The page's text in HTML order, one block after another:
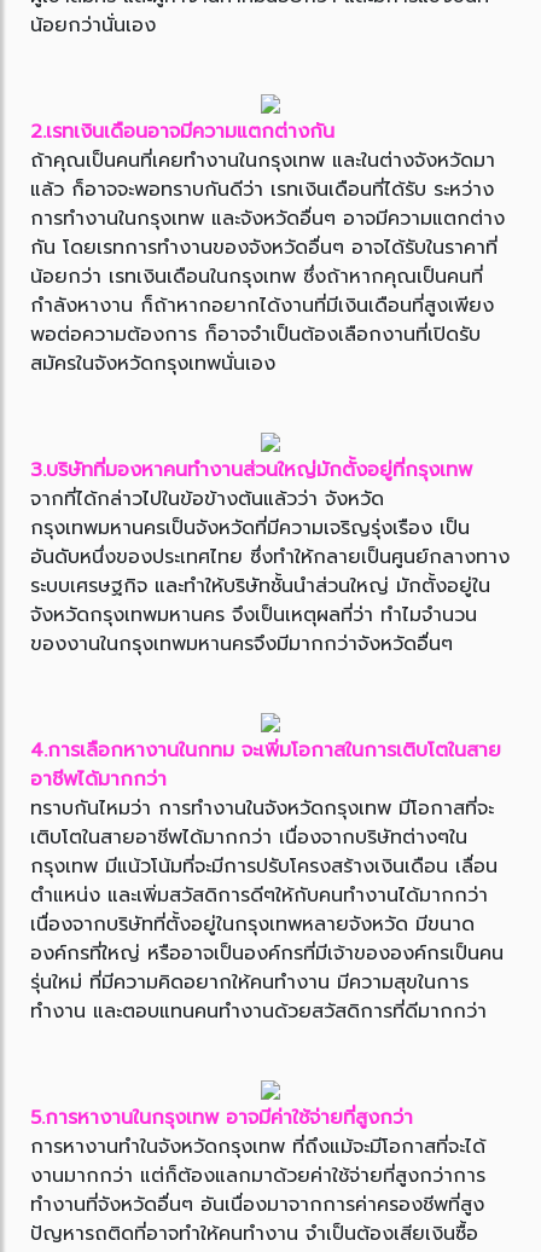
น้อยกว่านั่นเอง
2.เรทเงินเดือนอาจมีความแตกต่างกัน
ถ้าคุณเป็นคนที่เคยทำงานในกรุงเทพ และในต่างจังหวัดมา
แล้ว ก็อาจจะพอทราบกันดีว่า เรทเงินเดือนที่ได้รับ ระหว่าง
การทำงานในกรุงเทพ และจังหวัดอื่นๆ อาจมีความแตกต่าง
กัน โดยเรทการทำงานของจังหวัดอื่นๆ อาจได้รับในราคาที่
น้อยกว่า เรทเงินเดือนในกรุงเทพ ซึ่งถ้าหากคุณเป็นคนที่
กำลังหางาน ก็ถ้าหากอยากได้งานที่มีเงินเดือนที่สูงเพียง
พอต่อความต้องการ ก็อาจจำเป็นต้องเลือกงานที่เปิดรับ
สมัครในจังหวัดกรุงเทพนั่นเอง
3.บริษัทที่มองหาคนทำงานส่วนใหญ่มักตั้งอยู่ที่กรุงเทพ
จากที่ได้กล่าวไปในข้อข้างต้นแล้วว่า จังหวัด
กรุงเทพมหานครเป็นจังหวัดที่มีความเจริญรุ่งเรือง เป็น
อันดับหนึ่งของประเทศไทย ซึ่งทำให้กลายเป็นศูนย์กลางทาง
ระบบเศรษฐกิจ และทำให้บริษัทชั้นนำส่วนใหญ่ มักตั้งอยู่ใน
จังหวัดกรุงเทพมหานคร จึงเป็นเหตุผลที่ว่า ทำไมจำนวน
ของงานในกรุงเทพมหานครจึงมีมากกว่าจังหวัดอื่นๆ
4.การเลือกหางานในกทม จะเพิ่มโอกาสในการเติบโตในสาย
อาชีพได้มากกว่า
ทราบกันไหมว่า การทำงานในจังหวัดกรุงเทพ มีโอกาสที่จะ
เติบโตในสายอาชีพได้มากกว่า เนื่องจากบริษัทต่างๆใน
กรุงเทพ มีแน้วโน้มที่จะมีการปรับโครงสร้างเงินเดือน เลื่อน
ตำแหน่ง และเพิ่มสวัสดิการดีๆให้กับคนทำงานได้มากกว่า
เนื่องจากบริษัทที่ตั้งอยู่ในกรุงเทพหลายจังหวัด มีขนาด
องค์กรที่ใหญ่ หรืออาจเป็นองค์กรที่มีเจ้าขององค์กรเป็นคน
รุ่นใหม่ ที่มีความคิดอยากให้คนทำงาน มีความสุขในการ
ทำงาน และตอบแทนคนทำงานด้วยสวัสดิการที่ดีมากกว่า
5.การหางานในกรุงเทพ อาจมีค่าใช้จ่ายที่สูงกว่า
การหางานทำในจังหวัดกรุงเทพ ที่ถึงแม้จะมีโอกาสที่จะได้
งานมากกว่า แต่ก็ต้องแลกมาด้วยค่าใช้จ่ายที่สูงกว่าการ
ทำงานที่จังหวัดอื่นๆ อันเนื่องมาจากการค่าครองชีพที่สูง
ปัญหารถติดที่อาจทำให้คนทำงาน จำเป็นต้องเสียเงินซื้อ